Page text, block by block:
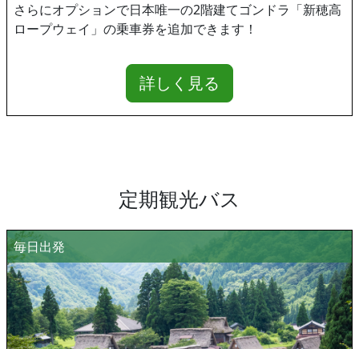
さらにオプションで日本唯一の2階建てゴンドラ「新穂高
ロープウェイ」の乗車券を追加できます！
詳しく見る
定期観光バス
毎日出発